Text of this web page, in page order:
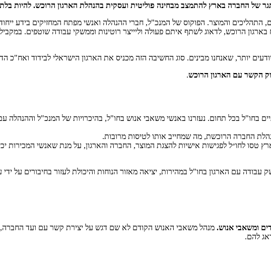
של החברה בארץ להתמצב מבחינה פוליטית ועסקית בהנהלת הארגון הרוכש. להיות
והמוצר. הפוקוס של המנכ"ל, חברי ההנהלה ואנשי מפתח המחזיקים בידע
הרוכש, לדאוג לשתף איתם פעולה וליייצר רוטינות וממשקי עבודה שוטפים. במקביל
יותר, שאנחנו מבינים. סוג החשיבה הזה מכניס את הארגון הישראלי לבידוד ואח"כ
הקשר עם הארגון הרוכש.
בחו"ל בכל תחום. נעזרנו באנשי משאבי אנוש בחו"ל, בהיכרויות של המנכ"ל
החברה הרוכשת, מה שמחייב אותו לטיסות מרובות.
לחו״ל לפגישות אישיות להצגת המוצר, החברה והארגון, על מנת שאנשי המכירות
עם הארגון בחו"ל במהירות, יציאה מאזור הנוחות והיכולת לעזור בחיבורים על
ומשאבי אנוש. מנהל משאבי האנוש הקודם לא שם דגש על יצירת קשר עם ועד
להם.